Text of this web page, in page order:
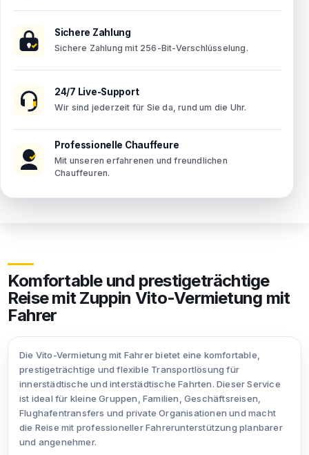
Sichere Zahlung
Sichere Zahlung mit 256-Bit-Verschlüsselung.
24/7 Live-Support
Wir sind jederzeit für Sie da, rund um die Uhr.
Professionelle Chauffeure
Mit unseren erfahrenen und freundlichen
Chauffeuren.
Komfortable und prestigeträchtige
Reise mit Zuppin Vito-Vermietung mit
Fahrer
Die Vito-Vermietung mit Fahrer bietet eine komfortable,
prestigeträchtige und flexible Transportlösung für
innerstädtische und interstädtische Fahrten. Dieser Service
ist ideal für kleine Gruppen, Familien, Geschäftsreisen,
Flughafentransfers und private Organisationen und macht
die Reise mit professioneller Fahrerunterstützung planbarer
und angenehmer.